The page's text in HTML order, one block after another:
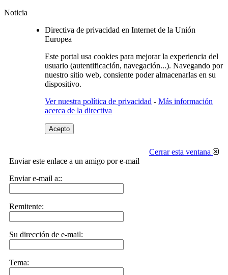
Noticia
Directiva de privacidad en Internet de la Unión
Europea
Este portal usa cookies para mejorar la experiencia del
usuario (autentificación, navegación...). Navegando por
nuestro sitio web, consiente poder almacenarlas en su
dispositivo.
Ver nuestra política de privacidad - Más información
acerca de la directiva
Acepto
Cerrar esta ventana
Enviar este enlace a un amigo por e-mail
Enviar e-mail a::
Remitente:
Su dirección de e-mail:
Tema: